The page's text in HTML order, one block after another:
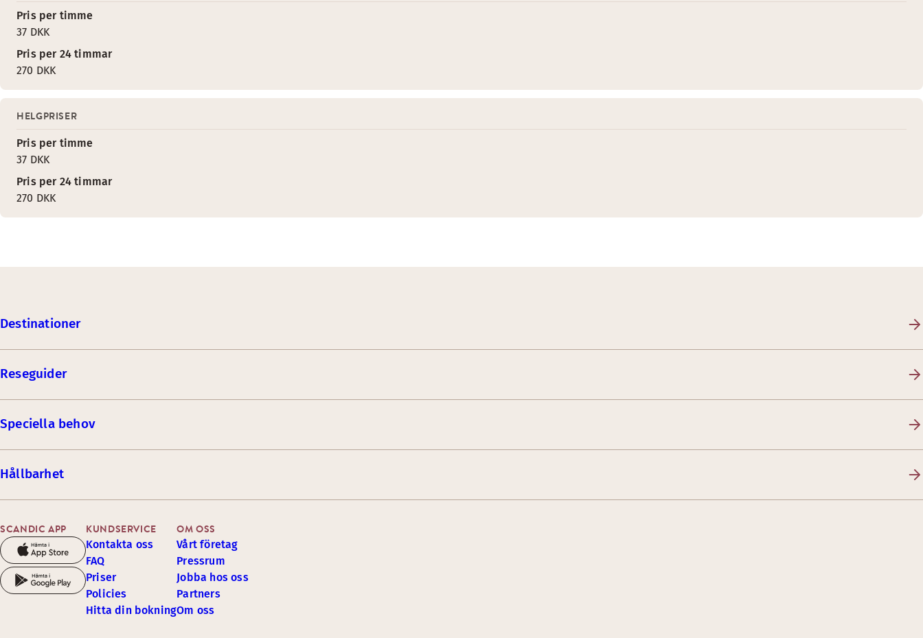
Pris per timme
37 DKK
Pris per 24 timmar
270 DKK
HELGPRISER
Pris per timme
37 DKK
Pris per 24 timmar
270 DKK
Destinationer
Reseguider
Speciella behov
Hållbarhet
SCANDIC APP KUNDSERVICE
Kontakta oss
FAQ
Priser
Policies
Hitta din bokning
OM OSS
Vårt företag
Pressrum
Jobba hos oss
Partners
Om oss